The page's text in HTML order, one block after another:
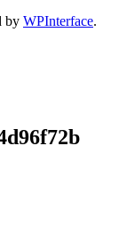
by WPInterface.